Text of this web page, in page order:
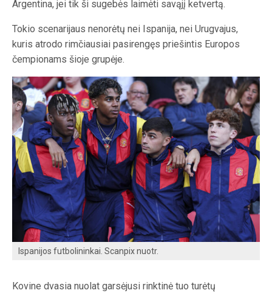
Argentina, jei tik ši sugebės laimėti savąjį ketvertą.
Tokio scenarijaus nenorėtų nei Ispanija, nei Urugvajus,
kuris atrodo rimčiausiai pasirengęs priešintis Europos
čempionams šioje grupėje.
Ispanijos futbolininkai. Scanpix nuotr.
Kovine dvasia nuolat garsėjusi rinktinė tuo turėtų